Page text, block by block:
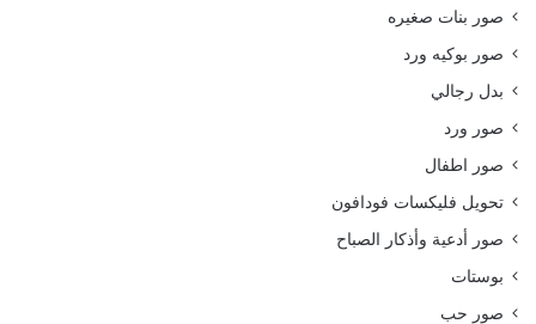
صور بنات صغيره
صور بوكيه ورد
بدل رجالي
صور ورد
صور اطفال
تحويل فليكسات فودافون
صور أدعية وأذكار الصباح
بوستات
صور حب